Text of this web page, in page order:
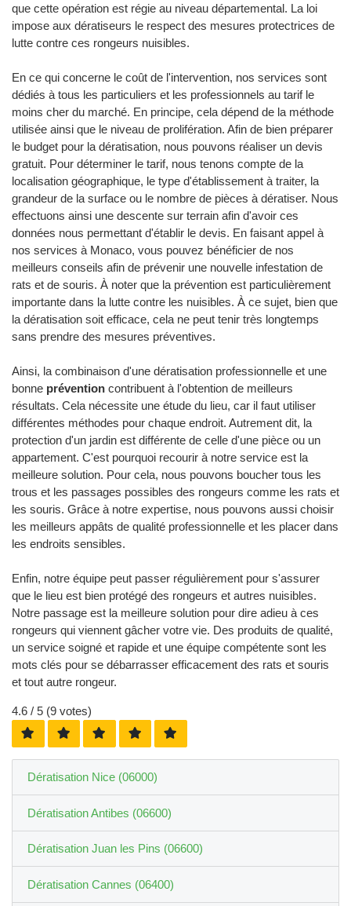
que cette opération est régie au niveau départemental. La loi
impose aux dératiseurs le respect des mesures protectrices de
lutte contre ces rongeurs nuisibles.
En ce qui concerne le coût de l'intervention, nos services sont
dédiés à tous les particuliers et les professionnels au tarif le
moins cher du marché. En principe, cela dépend de la méthode
utilisée ainsi que le niveau de prolifération. Afin de bien préparer
le budget pour la dératisation, nous pouvons réaliser un devis
gratuit. Pour déterminer le tarif, nous tenons compte de la
localisation géographique, le type d'établissement à traiter, la
grandeur de la surface ou le nombre de pièces à dératiser. Nous
effectuons ainsi une descente sur terrain afin d'avoir ces
données nous permettant d'établir le devis. En faisant appel à
nos services à Monaco, vous pouvez bénéficier de nos
meilleurs conseils afin de prévenir une nouvelle infestation de
rats et de souris. À noter que la prévention est particulièrement
importante dans la lutte contre les nuisibles. À ce sujet, bien que
la dératisation soit efficace, cela ne peut tenir très longtemps
sans prendre des mesures préventives.
Ainsi, la combinaison d'une dératisation professionnelle et une
bonne prévention contribuent à l'obtention de meilleurs
résultats. Cela nécessite une étude du lieu, car il faut utiliser
différentes méthodes pour chaque endroit. Autrement dit, la
protection d'un jardin est différente de celle d'une pièce ou un
appartement. C'est pourquoi recourir à notre service est la
meilleure solution. Pour cela, nous pouvons boucher tous les
trous et les passages possibles des rongeurs comme les rats et
les souris. Grâce à notre expertise, nous pouvons aussi choisir
les meilleurs appâts de qualité professionnelle et les placer dans
les endroits sensibles.
Enfin, notre équipe peut passer régulièrement pour s'assurer
que le lieu est bien protégé des rongeurs et autres nuisibles.
Notre passage est la meilleure solution pour dire adieu à ces
rongeurs qui viennent gâcher votre vie. Des produits de qualité,
un service soigné et rapide et une équipe compétente sont les
mots clés pour se débarrasser efficacement des rats et souris
et tout autre rongeur.
4.6 / 5 (9 votes)
Dératisation Nice (06000)
Dératisation Antibes (06600)
Dératisation Juan les Pins (06600)
Dératisation Cannes (06400)